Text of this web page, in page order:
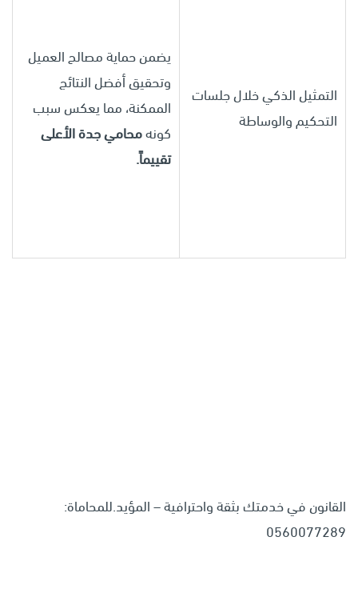
التمثيل الذكي خلال جلسات
التحكيم والوساطة
يضمن حماية مصالح العميل
وتحقيق أفضل النتائج
الممكنة، مما يعكس سبب
كونهمحامي جدة الأعلى
تقييماً.
القانون في خدمتك بثقة واحترافية – المؤيد.للمحاماة:
0560077289